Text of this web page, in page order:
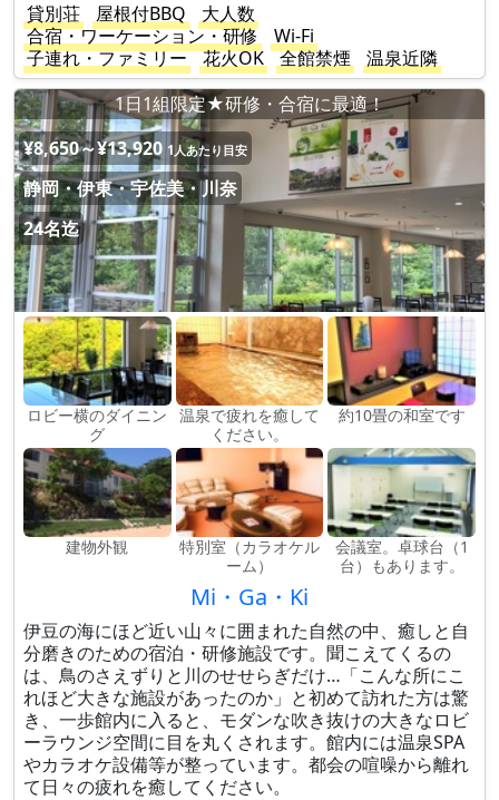
貸別荘
屋根付BBQ
大人数
合宿・ワーケーション・研修
Wi-Fi
子連れ・ファミリー
花火OK 全館禁煙
温泉近隣
1日1組限定★研修・合宿に最適！
¥8,650～¥13,920 1人あたり目安
静岡・伊東・宇佐美・川奈
24名迄
ロビー横のダイニン
グ
温泉で疲れを癒して
ください。
約10畳の和室です
建物外観
特別室（カラオケル
ーム）
会議室。卓球台（1
台）もあります。
Mi・Ga・Ki
伊豆の海にほど近い山々に囲まれた自然の中、癒しと自
分磨きのための宿泊・研修施設です。聞こえてくるの
は、鳥のさえずりと川のせせらぎだけ…「こんな所にこ
れほど大きな施設があったのか」と初めて訪れた方は驚
き、一歩館内に入ると、モダンな吹き抜けの大きなロビ
ーラウンジ空間に目を丸くされます。館内には温泉SPA
やカラオケ設備等が整っています。都会の喧噪から離れ
て日々の疲れを癒してください。